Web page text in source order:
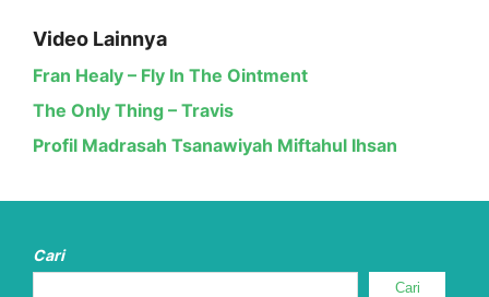
Video Lainnya
Fran Healy – Fly In The Ointment
The Only Thing – Travis
Profil Madrasah Tsanawiyah Miftahul Ihsan
Cari
Cari